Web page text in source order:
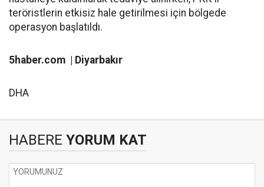
teröristlerin etkisiz hale getirilmesi için bölgede
operasyon başlatıldı.
5haber.com | Diyarbakır
DHA
HABERE YORUM KAT